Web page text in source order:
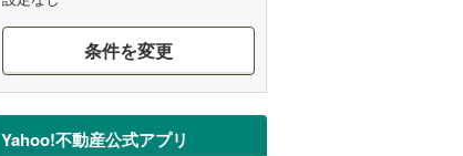
条件を変更
Yahoo!不動産公式アプリ